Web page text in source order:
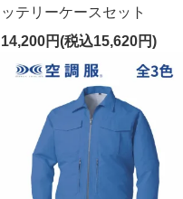
ッテリーケースセット
14,200円(税込15,620円)